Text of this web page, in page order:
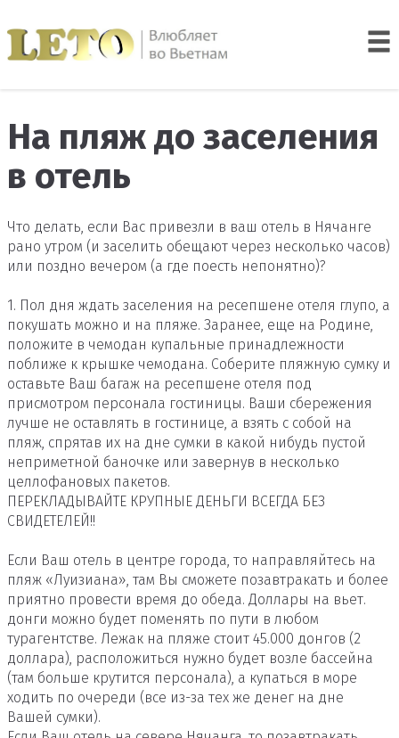
На пляж до заселения
в отель
Что делать, если Вас привезли в ваш отель в Нячанге
рано утром (и заселить обещают через несколько часов)
или поздно вечером (а где поесть непонятно)?
1. Пол дня ждать заселения на ресепшене отеля глупо, а
покушать можно и на пляже. Заранее, еще на Родине,
положите в чемодан купальные принадлежности
поближе к крышке чемодана. Соберите пляжную сумку и
оставьте Ваш багаж на ресепшене отеля под
присмотром персонала гостиницы. Ваши сбережения
лучше не оставлять в гостинице, а взять с собой на
пляж, спрятав их на дне сумки в какой нибудь пустой
неприметной баночке или завернув в несколько
целлофановых пакетов.
ПЕРЕКЛАДЫВАЙТЕ КРУПНЫЕ ДЕНЬГИ ВСЕГДА БЕЗ
СВИДЕТЕЛЕЙ!!
Если Ваш отель в центре города, то направляйтесь на
пляж «Луизиана», там Вы сможете позавтракать и более
приятно провести время до обеда. Доллары на вьет.
донги можно будет поменять по пути в любом
турагентстве. Лежак на пляже стоит 45.000 донгов (2
доллара), расположиться нужно будет возле бассейна
(там больше крутится персонала), а купаться в море
ходить по очереди (все из-за тех же денег на дне
Вашей сумки).